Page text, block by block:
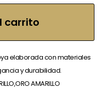
carrito
Joya elaborada con materiales
y durabilidad.
AMARILLO